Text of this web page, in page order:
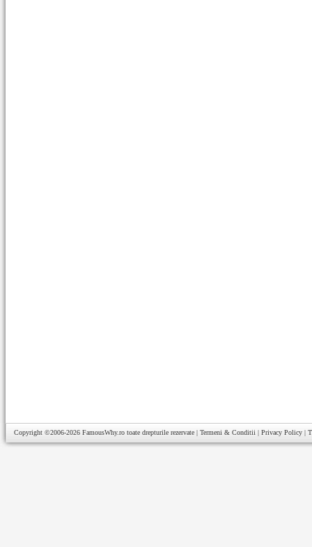
Copyright ©2006-2026 FamousWhy.ro toate drepturile rezervate | Termeni & Conditii | Privacy Policy |